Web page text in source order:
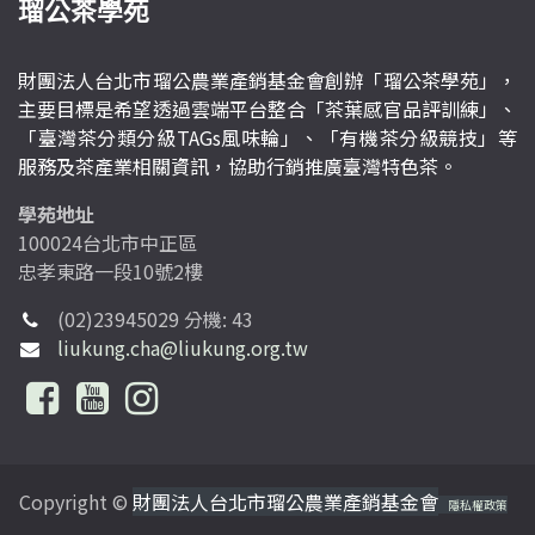
瑠公茶學苑
財團法人台北市瑠公農業產銷基金會創辦「瑠公茶學苑」，
主要目標是希望透過雲端平台整合「茶葉感官品評訓練」、
「臺灣茶分類分級TAGs風味輪」、「有機茶分級競技」等
服務及茶產業相關資訊，協助行銷推廣臺灣特色茶。
學苑地址
100024台北市中正區
忠孝東路一段10號2樓
(02)23945029 分機: 43
liukung.cha@liukung.org.tw
Copyright © 財團法人台北市瑠公農業產銷基金會 隱私權政策